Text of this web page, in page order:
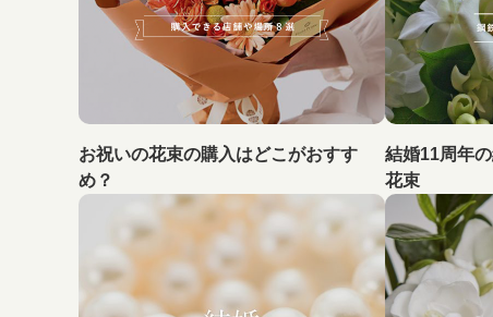
お祝いの花束の購入はどこがおすす
め？
結婚11周年
花束